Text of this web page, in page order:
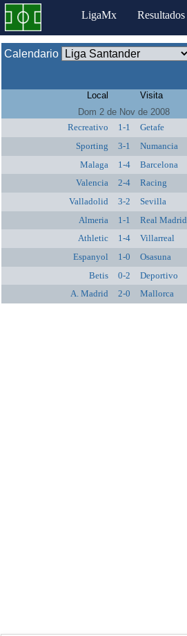
LigaMx Resultados
Calendario
Local Visita
Dom 2 de Nov de 2008
Recreativo
1-1 Getafe
Sporting
3-1 Numancia
Malaga
1-4 Barcelona
Valencia
2-4 Racing
Valladolid
3-2 Sevilla
Almeria
1-1 Real Madrid
Athletic
1-4 Villarreal
Espanyol
1-0 Osasuna
Betis
0-2 Deportivo
A. Madrid
2-0 Mallorca